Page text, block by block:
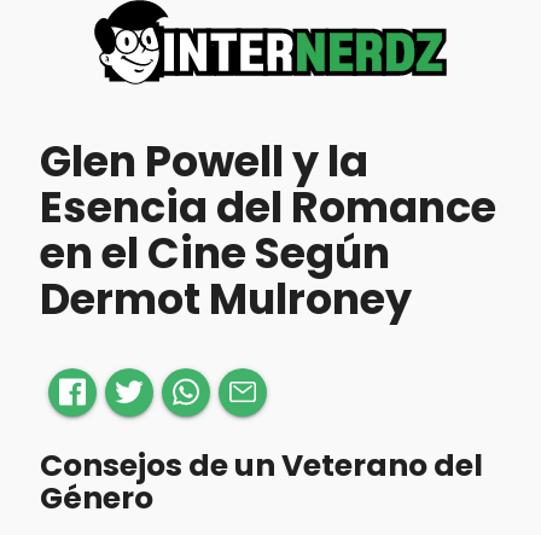
Glen Powell y la
Esencia del Romance
en el Cine Según
Dermot Mulroney
Consejos de un Veterano del
Género